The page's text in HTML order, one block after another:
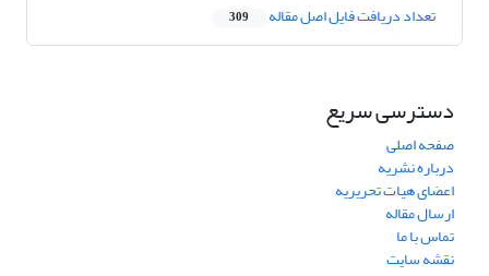
تعداد دریافت فایل اصل مقاله 309
دسترسی سریع
صفحه اصلی
درباره نشریه
اعضای هیات تحریریه
ارسال مقاله
تماس با ما
نقشه سایت